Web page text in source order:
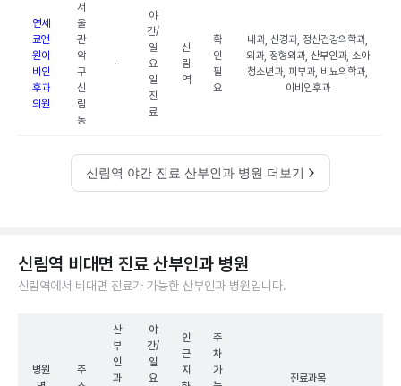
연세
쿄앤
원이
비인
후과
의원
서
울
관
악
구
신
림
동
-
야
간/
일
요
일
진
료
신
림
역
확
인
필
요
내과, 신경과, 정신건강의학과,
외과, 정형외과, 산부인과, 소아
청소년과, 피부과, 비뇨의학과,
이비인후과
신림역 야간 진료 산부인과 병원 더보기
신림역 비대면 진료 산부인과 병원
신림역에서 비대면 진료가 가능한 산부인과 병원입니다.
병원
주
산
부
인
과
야
간/
일
요
인
근
지
주
차
가
진료과목